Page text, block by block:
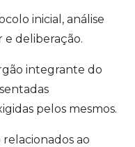
inicial, análise
deliberação.
integrante do
pelos mesmos.
ao